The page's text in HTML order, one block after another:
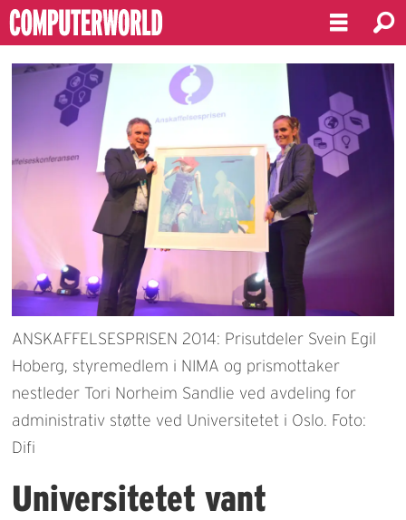
ANSKAFFELSESPRISEN 2014: Prisutdeler Svein Egil
Hoberg, styremedlem i NIMA og prismottaker
nestleder Tori Norheim Sandlie ved avdeling for
administrativ støtte ved Universitetet i Oslo. Foto:
Difi
Universitetet vant